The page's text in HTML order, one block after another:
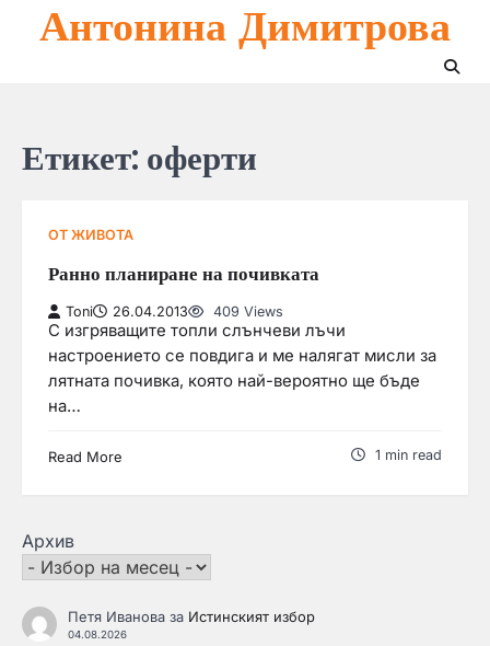
Антонина Димитрова
Етикет: оферти
ОТ ЖИВОТА
Ранно планиране на почивката
Toni 26.04.2013 409 Views
С изгряващите топли слънчеви лъчи
настроението се повдига и ме налягат мисли за
лятната почивка, която най-вероятно ще бъде
на…
Read More 1 min read
Архив
Петя Ивановаза Истинският избор
04.08.2026